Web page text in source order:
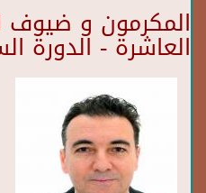
المكرمون و ضيوف
العاشرة - الدورة